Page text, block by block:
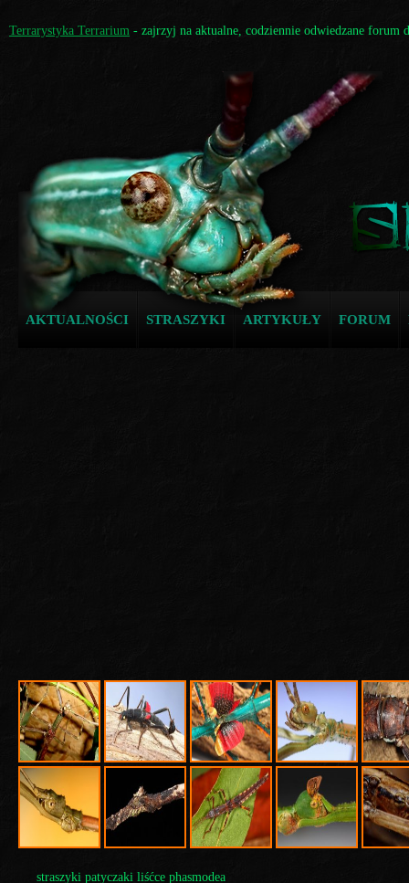
Terrarystyka Terrarium - zajrzyj na aktualne, codziennie odwiedzane forum
AKTUALNOŚCI STRASZYKI ARTYKUŁY FORUM
straszyki patyczaki liśćce phasmodea